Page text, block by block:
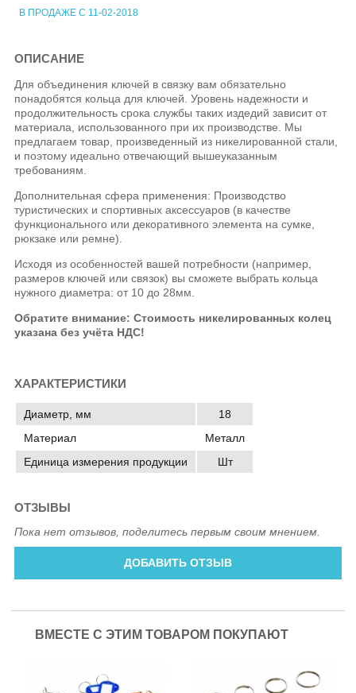
В ПРОДАЖЕ С 11-02-2018
ОПИСАНИЕ
Для объединения ключей в связку вам обязательно
понадобятся кольца для ключей. Уровень надежности и
продолжительность срока службы таких издедий зависит от
материала, использованного при их производстве. Мы
предлагаем товар, произведенный из никелированной стали,
и поэтому идеально отвечающий вышеуказанным
требованиям.
Дополнительная сфера применения: Производство
туристических и спортивных аксессуаров (в качестве
функционального или декоративного элемента на сумке,
рюкзаке или ремне).
Исходя из особенностей вашей потребности (например,
размеров ключей или связок) вы сможете выбрать кольца
нужного диаметра: от 10 до 28мм.
Обратите внимание: Стоимость никелированных колец
указана без учёта НДС!
ХАРАКТЕРИСТИКИ
Диаметр, мм
18
Материал
Металл
Единица измерения продукции
Шт
ОТЗЫВЫ
Пока нет отзывов, поделитесь первым своим мнением.
ДОБАВИТЬ ОТЗЫВ
ВМЕСТЕ С ЭТИМ ТОВАРОМ ПОКУПАЮТ